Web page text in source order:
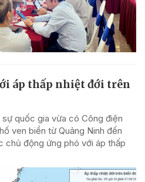
áp thấp nhiệt đới trên
quốc gia vừa có Công điện
ven biển từ Quảng Ninh đến
chủ động ứng phó với áp thấp